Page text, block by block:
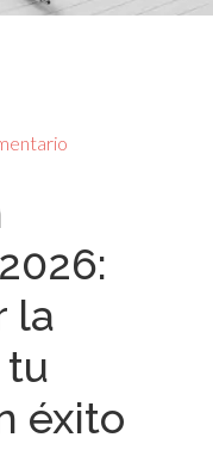
la
éxito